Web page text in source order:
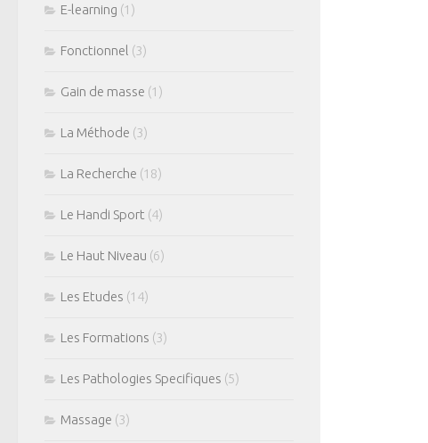
E-learning (1)
Fonctionnel (3)
Gain de masse (1)
La Méthode (3)
La Recherche (18)
Le Handi Sport (4)
Le Haut Niveau (6)
Les Etudes (14)
Les Formations (3)
Les Pathologies Specifiques (5)
Massage (3)